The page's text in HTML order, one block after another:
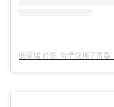
曲家瑞 於是 我們交換了青春